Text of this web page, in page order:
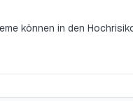
können in den